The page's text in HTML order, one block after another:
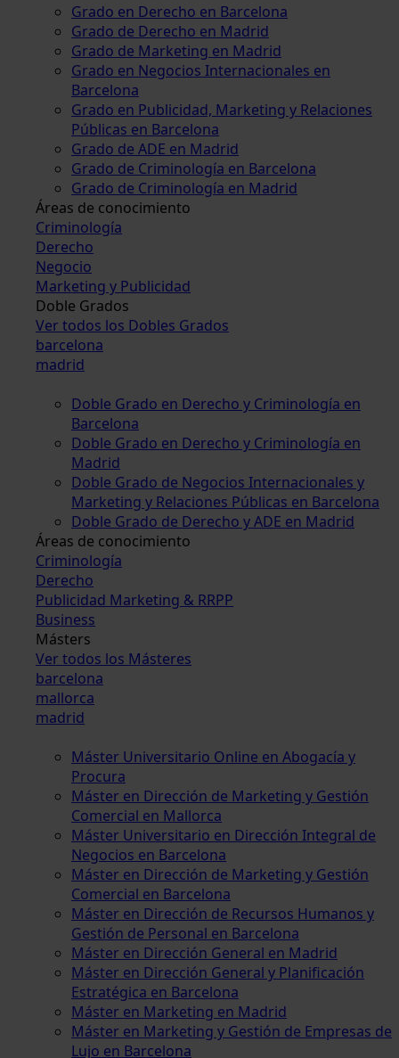
Grado en Derecho en Barcelona
Grado de Derecho en Madrid
Grado de Marketing en Madrid
Grado en Negocios Internacionales en
Barcelona
Grado en Publicidad, Marketing y Relaciones
Públicas en Barcelona
Grado de ADE en Madrid
Grado de Criminología en Barcelona
Grado de Criminología en Madrid
Áreas de conocimiento
Criminología
Derecho
Negocio
Marketing y Publicidad
Doble Grados
Ver todos los Dobles Grados
barcelona
madrid
Doble Grado en Derecho y Criminología en
Barcelona
Doble Grado en Derecho y Criminología en
Madrid
Doble Grado de Negocios Internacionales y
Marketing y Relaciones Públicas en Barcelona
Doble Grado de Derecho y ADE en Madrid
Áreas de conocimiento
Criminología
Derecho
Publicidad Marketing & RRPP
Business
Másters
Ver todos los Másteres
barcelona
mallorca
madrid
Máster Universitario Online en Abogacía y
Procura
Máster en Dirección de Marketing y Gestión
Comercial en Mallorca
Máster Universitario en Dirección Integral de
Negocios en Barcelona
Máster en Dirección de Marketing y Gestión
Comercial en Barcelona
Máster en Dirección de Recursos Humanos y
Gestión de Personal en Barcelona
Máster en Dirección General en Madrid
Máster en Dirección General y Planificación
Estratégica en Barcelona
Máster en Marketing en Madrid
Máster en Marketing y Gestión de Empresas de
Lujo en Barcelona